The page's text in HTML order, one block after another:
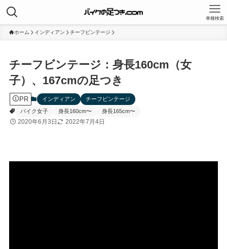
車種検索
ホーム インディアン チーフビンテージ
チーフビンテージ：身長160cm（女
子）、167cmの足つき
PR インディアン
チーフビンテージ
バイク女子
身長160cm〜 身長165cm〜
2020年6月3日 2022年7月4日